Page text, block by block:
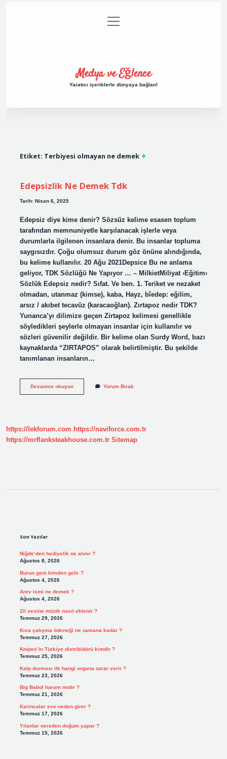
Gizlilik Politikası
menüyü
aç
Medya ve Eğlence
Yaratıcı içeriklerle dünyaya bağlan!
Etiket: Terbiyesi olmayan ne demek
Edepsizlik Ne Demek Tdk
Tarih: Nisan 6, 2025
Edepsiz diye kime denir? Sözsüz kelime esasen toplum
tarafından memnuniyetle karşılanacak işlerle veya
durumlarla ilgilenen insanlara denir. Bu insanlar topluma
saygısızdır. Çoğu olumsuz durum göz önüne alındığında,
bu kelime kullanılır. 20 Ağu 2021Depsice Bu ne anlama
geliyor, TDK Sözlüğü Ne Yapıyor … – MilkietMiliyat ›Eğitim›
Sözlük Edepsiz nedir? Sıfat. Ve ben. 1. Teriket ve nezaket
olmadan, utanmaz (kimse), kaba, Hayz, bîedep: eğilim,
arsız / akıbet tecavüz (karacaoğlan). Zırtapoz nedir TDK?
Yunanca’yı dilimize geçen Zirtapoz kelimesi genellikle
söyledikleri şeylerle olmayan insanlar için kullanılır ve
sözleri güvenilir değildir. Bir kelime olan Surdy Word, bazı
kaynaklarda “ZIRTAPOS” olarak belirtilmiştir. Bu şekilde
tanımlanan insanların…
Devamını okuyunEdepsizlik
Yorum Bırak
https://lekforum.com https://naviforce.com.tr
https://mrflanksteakhouse.com.tr Sitemap
Son Yazılar
Niğde’den hediyelik ne alınır ?
Ağustos 8, 2026
Burun geni kimden gelir ?
Ağustos 4, 2026
Arev ismi ne demek ?
Ağustos 4, 2026
Zil sesine müzik nasıl eklenir ?
Temmuz 29, 2026
Kısa çalışma ödeneği ne zamana kadar ?
Temmuz 27, 2026
Knipex’in Türkiye distribütörü kimdir ?
Temmuz 25, 2026
Kalp durması ilk hangi organa zarar verir ?
Temmuz 23, 2026
Big Babol haram mıdır ?
Temmuz 21, 2026
Karıncalar eve neden girer ?
Temmuz 17, 2026
Yılanlar nereden doğum yapar ?
Temmuz 15, 2026